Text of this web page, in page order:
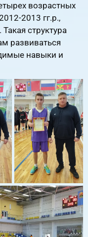
возрастных
2013 гг.р.,
структура
развиваться
навыки и